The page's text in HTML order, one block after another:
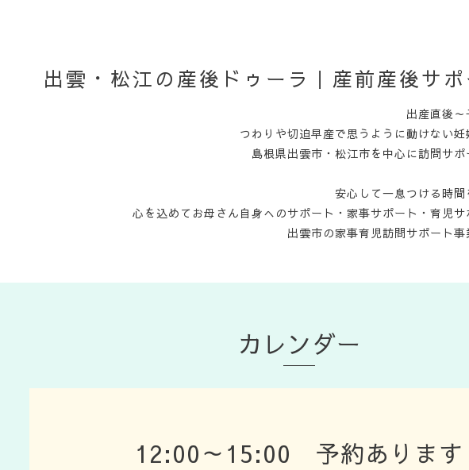
出雲・松江の産後ドゥーラ｜産前産後サ
出産直後～
つわりや切迫早産で思うように動けない妊
島根県出雲市・松江市を中心に訪問サポ
安心して一息つける時間
心を込めてお母さん自身へのサポート・家事サポート・育児サ
出雲市の家事育児訪問サポート事
カレンダー
12:00～15:00 予約あります